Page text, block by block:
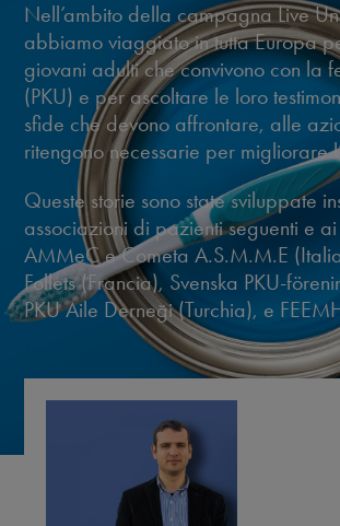
Nell’ambito della campagna Live
abbiamo viaggiato in tutta Europa
giovani adulti che convivono con la
(PKU) e per ascoltare le loro
sfide che devono affrontare, alle
ritengono necessarie per migliorare
Queste storie sono state sviluppate
associazioni di pazienti seguenti e
AMMeC e Cometa A.S.M.M.E
Follets (Francia), Svenska PKU-
PKU Aile Derneği (Turchia), e